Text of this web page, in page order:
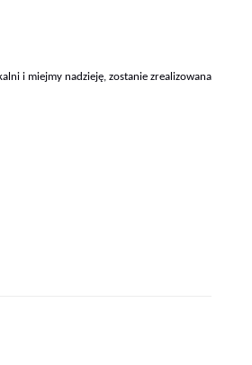
i miejmy nadzieję, zostanie zrealizowana